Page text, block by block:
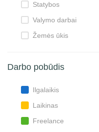
Statybos
Valymo darbai
Žemės ūkis
Darbo pobūdis
Ilgalaikis
Laikinas
Freelance